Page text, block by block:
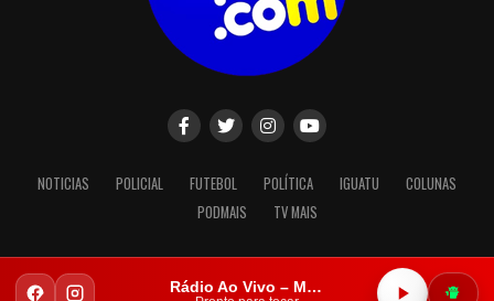
NOTICIAS POLICIAL FUTEBOL POLÍTICA IGUATU
COLUNAS
PODMAIS
TV MAIS
Copyright © 2023. Todos os direitos reservados.
Rádio Ao Vivo – Mais FM Iguatu